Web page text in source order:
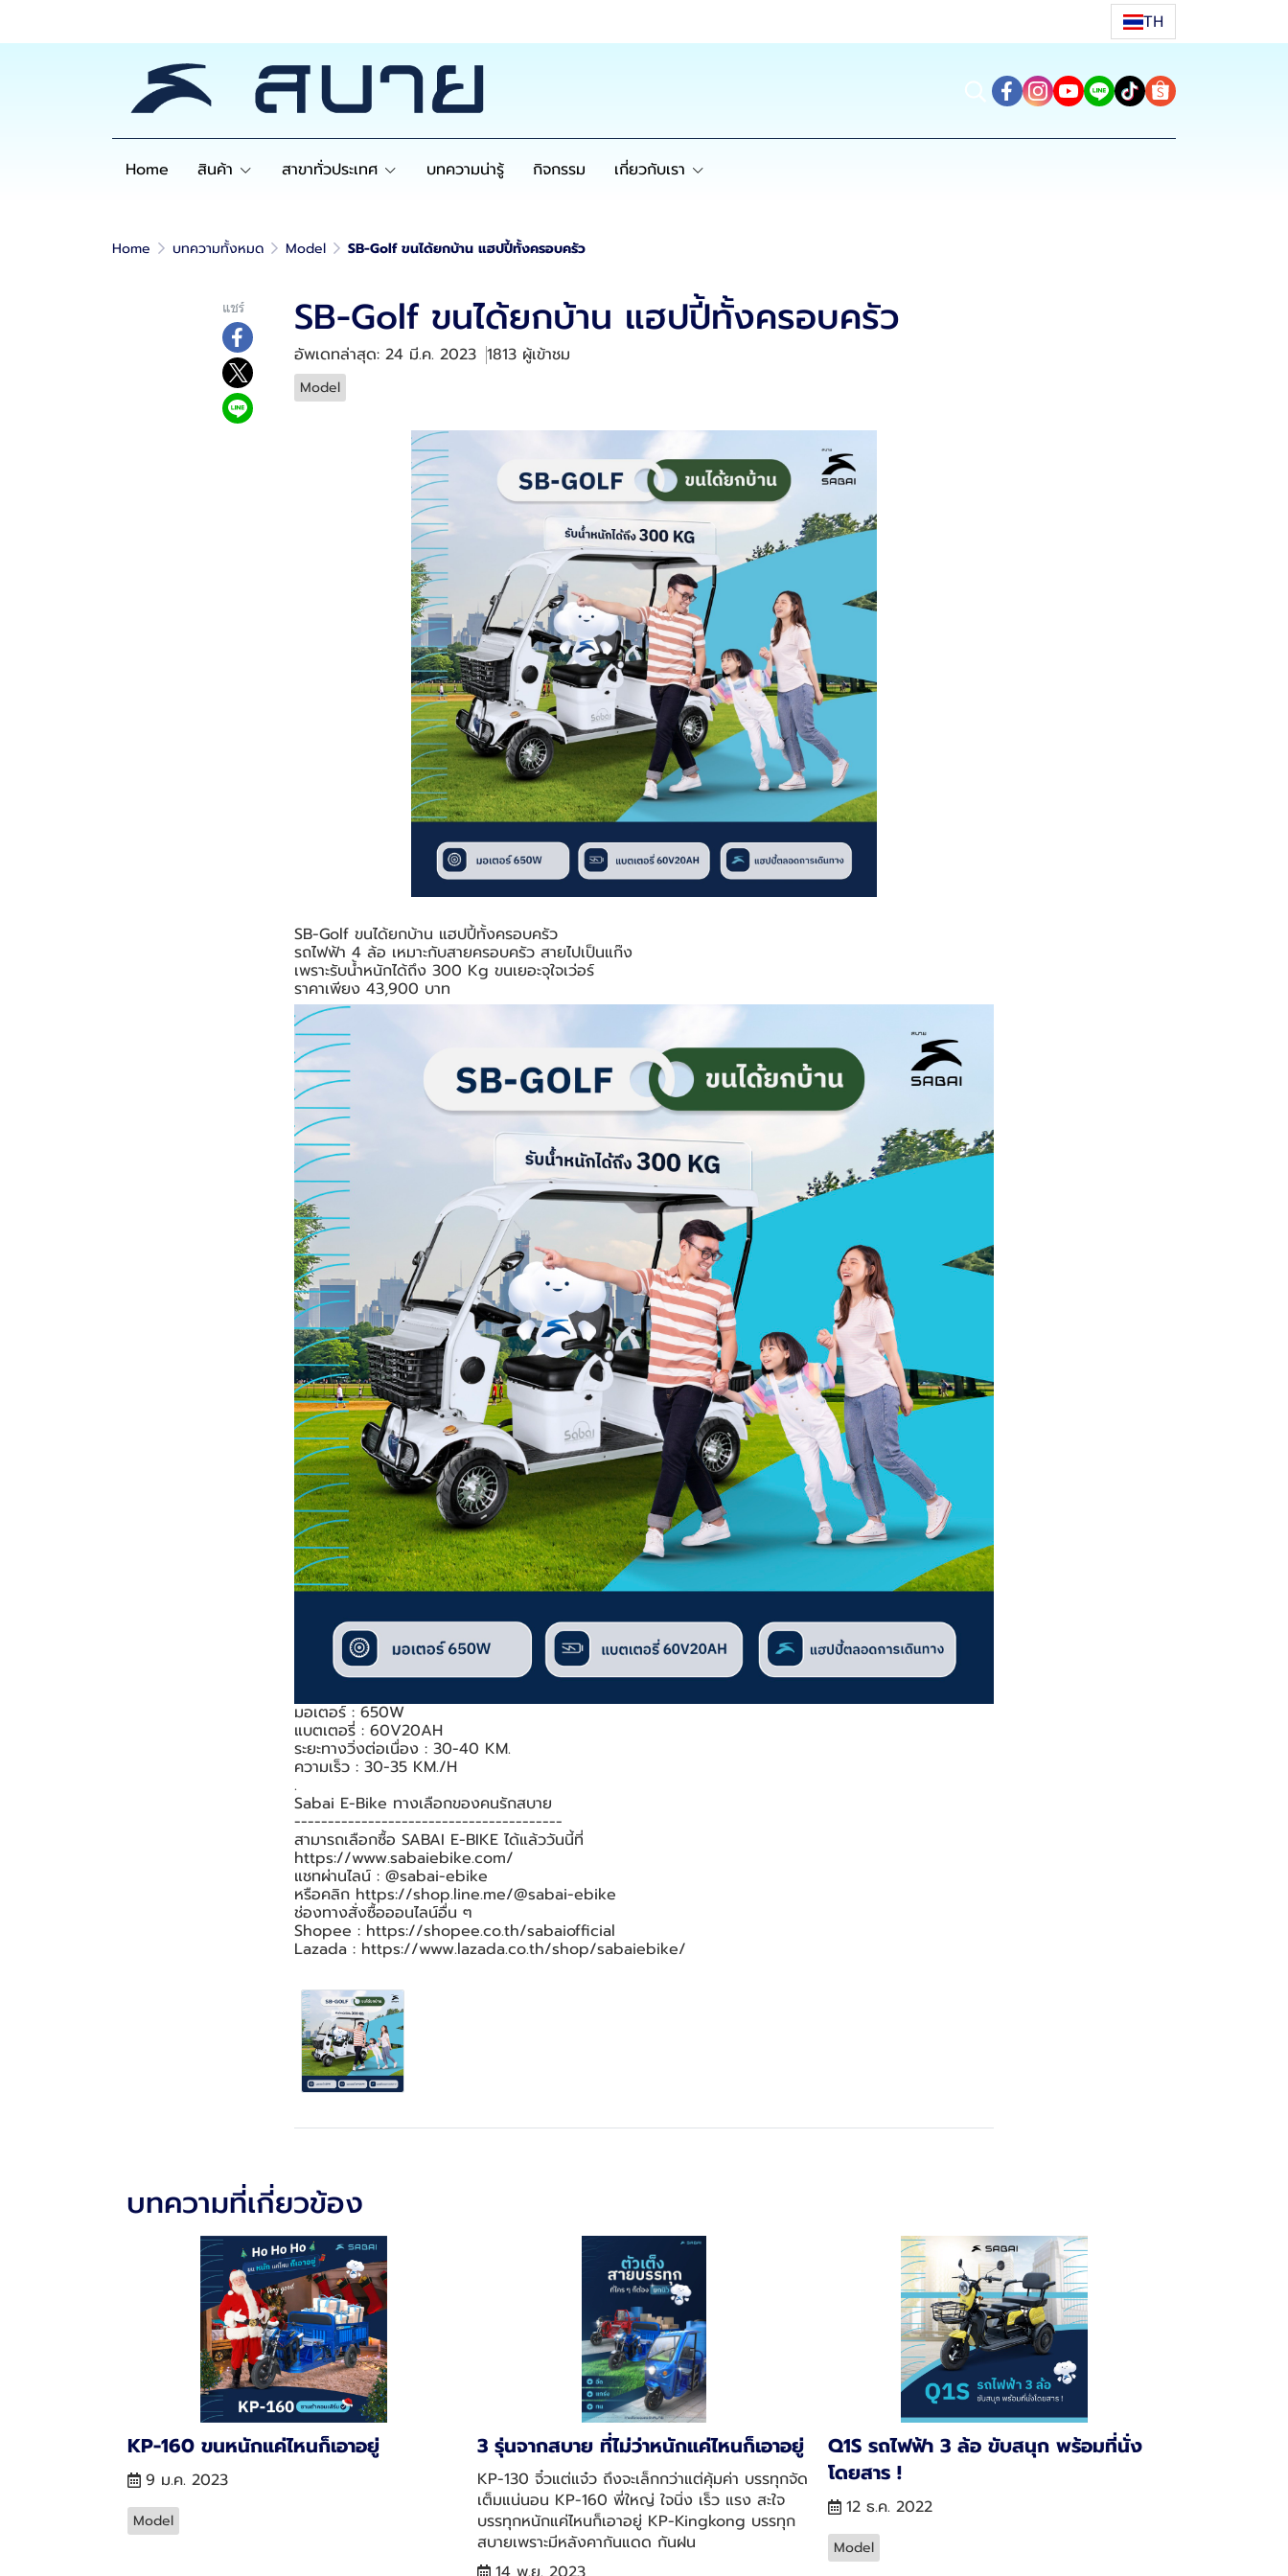
TH
Home สินค้า สาขาทั่วประเทศ บทความน่ารู้ กิจกรรม เกี่ยวกับเรา
Home บทความทั้งหมด Model SB-Golf ขนได้ยกบ้าน แฮปปี้ทั้งครอบครัว
แชร์ SB-Golf ขนได้ยกบ้าน แฮปปี้ทั้งครอบครัว
อัพเดทล่าสุด: 24 มี.ค. 2023 1813 ผู้เข้าชม
Model
SB-Golf ขนได้ยกบ้าน แฮปปี้ทั้งครอบครัว
รถไฟฟ้า 4 ล้อ เหมาะกับสายครอบครัว สายไปเป็นแก๊ง
เพราะรับน้ำหนักได้ถึง 300 Kg ขนเยอะจุใจเว่อร์
ราคาเพียง 43,900 บาท
มอเตอร์ : 650W
แบตเตอรี่ : 60V20AH
ระยะทางวิ่งต่อเนื่อง : 30-40 KM.
ความเร็ว : 30-35 KM./H
.
Sabai E-Bike ทางเลือกของคนรักสบาย
----------------------------------------
สามารถเลือกซื้อ SABAI E-BIKE ได้แล้ววันนี้ที่
https://www.sabaiebike.com/
แชทผ่านไลน์ : @sabai-ebike
หรือคลิก https://shop.line.me/@sabai-ebike
ช่องทางสั่งซื้อออนไลน์อื่น ๆ
Shopee : https://shopee.co.th/sabaiofficial
Lazada : https://www.lazada.co.th/shop/sabaiebike/
บทความที่เกี่ยวข้อง
KP-160 ขนหนักแค่ไหนก็เอาอยู่
9 ม.ค. 2023
Model
3 รุ่นจากสบาย ที่ไม่ว่าหนักแค่ไหนก็เอาอยู่
KP-130 จิ๋วแต่แจ๋ว ถึงจะเล็กกว่าแต่คุ้มค่า บรรทุกจัด
เต็มแน่นอน KP-160 พี่ใหญ่ ใจนิ่ง เร็ว แรง สะใจ
บรรทุกหนักแค่ไหนก็เอาอยู่ KP-Kingkong บรรทุก
สบายเพราะมีหลังคากันแดด กันฝน
Q1S รถไฟฟ้า 3 ล้อ ขับสนุก พร้อมที่นั่ง
โดยสาร !
12 ธ.ค. 2022
Model